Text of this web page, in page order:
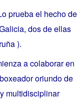
prueba el hecho de
dos de ellas
).
a colaborar en
oriundo de
multidisciplinar